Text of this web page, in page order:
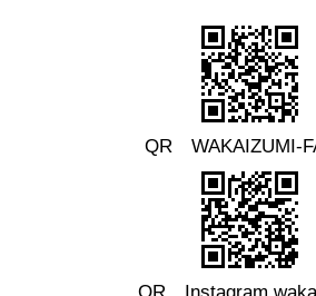
QR WAKAIZUMI-
QR Instagram